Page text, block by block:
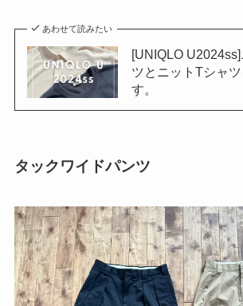
あわせて読みたい
[UNIQLO
ツとニットTシャ
す。
タックワイドパンツ